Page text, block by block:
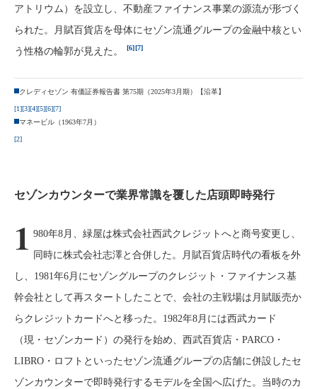
アトリウム）を設立し、不動産ファイナンス事業の源流が形づく
られた。月賦百貨店を母体にセゾン流通グループの金融中核とい
う性格の輪郭が見えた。
[6][7]
クレディセゾン 有価証券報告書 第75期（2025年3月期）【沿革】
[1][3][4][5][6][7]
マネービル（1963年7月）
[2]
セゾンカウンターで業界常識を覆した店頭即時発行
1 980年8月、緑屋は株式会社西武クレジットへと商号変更し、
同時に株式会社志澤と合併した。月賦百貨店時代の看板を外
し、1981年6月にセゾングループのクレジット・ファイナンス基
幹会社として再スタートしたことで、会社の主戦場は月賦販売か
らクレジットカードへと移った。1982年8月には西武カード
（現・セゾンカード）の発行を始め、西武百貨店・PARCO・
LIBRO・ロフトといったセゾン流通グループの店舗に併設したセ
ゾンカウンターで即時発行するモデルを全国へ広げた。当時のカ